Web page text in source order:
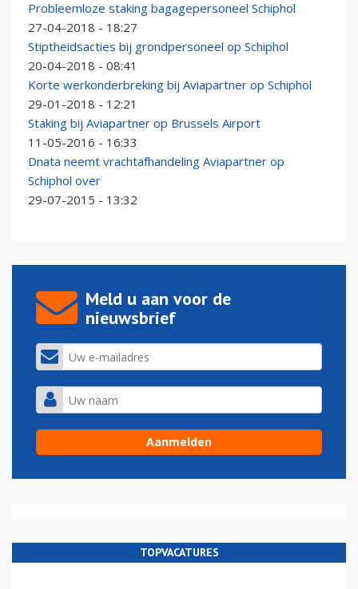
Probleemloze staking bagagepersoneel Schiphol
27-04-2018 - 18:27
Stiptheidsacties bij grondpersoneel op Schiphol
20-04-2018 - 08:41
Korte werkonderbreking bij Aviapartner op Schiphol
29-01-2018 - 12:21
Staking bij Aviapartner op Brussels Airport
11-05-2016 - 16:33
Dnata neemt vrachtafhandeling Aviapartner op
Schiphol over
29-07-2015 - 13:32
Meld u aan voor de
nieuwsbrief
TOPVACATURES